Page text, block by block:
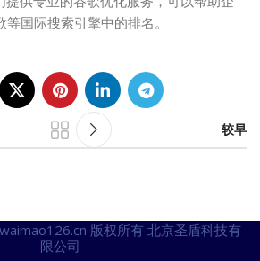
国际搜索引擎中的排名。
较早
版权所有 北京圣盾科技有
限公司